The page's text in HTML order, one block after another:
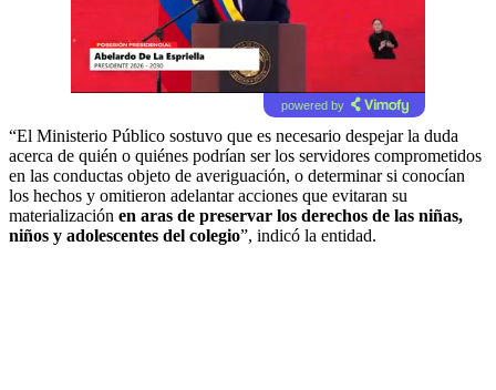
powered by
“El Ministerio Público sostuvo que es necesario despejar la duda
acerca de quién o quiénes podrían ser los servidores comprometidos
en las conductas objeto de averiguación, o determinar si conocían
los hechos y omitieron adelantar acciones que evitaran su
materialización en aras de preservar los derechos de las niñas,
niños y adolescentes del colegio”, indicó la entidad.